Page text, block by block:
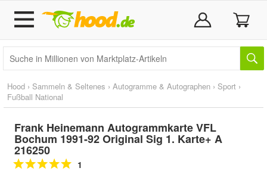
Hood › Sammeln & Seltenes › Autogramme & Autographen › Sport ›
Fußball National
Frank Heinemann Autogrammkarte VFL
Bochum 1991-92 Original Sig 1. Karte+ A
216250
1